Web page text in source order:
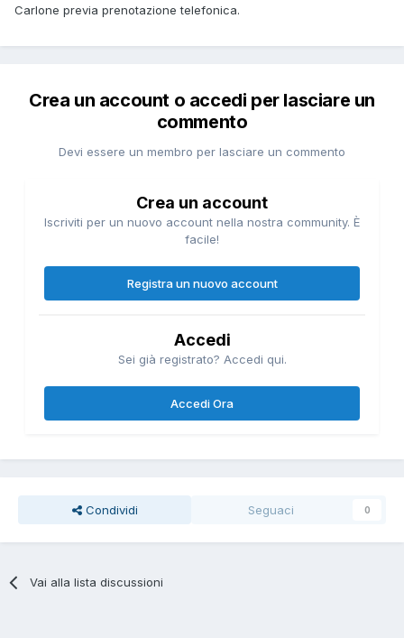
Carlone previa prenotazione telefonica.
Crea un account o accedi per lasciare un
commento
Devi essere un membro per lasciare un commento
Crea un account
Iscriviti per un nuovo account nella nostra community. È
facile!
Registra un nuovo account
Accedi
Sei già registrato? Accedi qui.
Accedi Ora
Condividi Seguaci 0
Vai alla lista discussioni